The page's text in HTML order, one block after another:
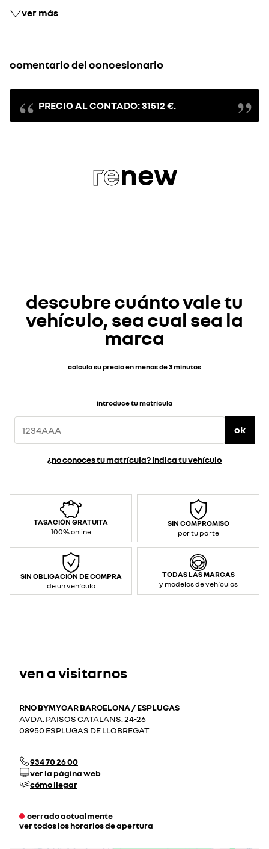
ver más
comentario del concesionario
PRECIO AL CONTADO: 31512 €.
renew
descubre cuánto vale tu
vehículo, sea cual sea la
marca
calcula su precio en menos de 3 minutos
introduce tu matrícula
ok
¿no conoces tu matrícula? Indica tu vehículo
TASACIÓN GRATUITA
100% online
SIN COMPROMISO
por tu parte
SIN OBLIGACIÓN DE COMPRA
de un vehículo
TODAS LAS MARCAS
y modelos de vehículos
ven a visitarnos
RNO BYMYCAR BARCELONA / ESPLUGAS
AVDA. PAISOS CATALANS. 24-26
08950 ESPLUGAS DE LLOBREGAT
934 70 26 00
ver la página web
cómo llegar
cerrado actualmente
ver todos los horarios de apertura
martes
08:00 - 13:3015:00 - 20:00